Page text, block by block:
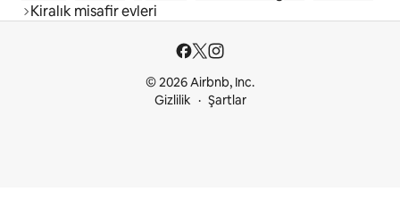
Kiralık misafir evleri
© 2026 Airbnb, Inc.
Gizlilik
Şartlar